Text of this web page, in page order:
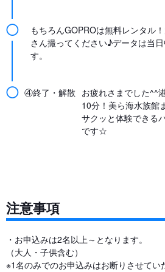
◯
もちろんGOPROは無料レンタル
さん撮ってください♪データは当
す。
◯ ④終了・解散 お疲れさまでした^^
10分！美ら海水族館
サクッと体験できる
です☆
注意事項
・お申込みは2名以上～となります。
（大人・子供含む）
※1名のみでのお申込みはお断りさせてい